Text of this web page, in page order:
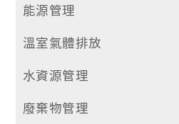
能源管理
溫室氣體排放
水資源管理
廢棄物管理